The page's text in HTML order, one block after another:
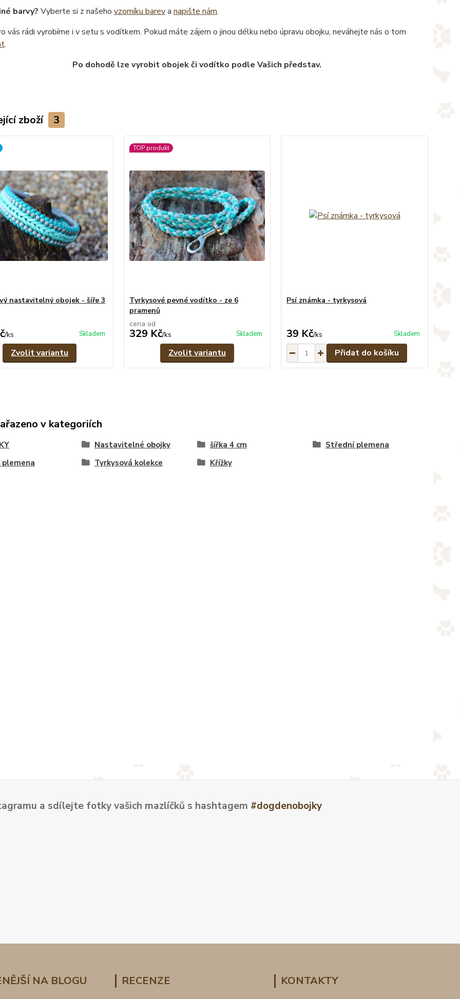
barvy? Vyberte si z našeho vzorníku bareva napište nám.
vás rádi vyrobíme i v setu s vodítkem. Pokud máte zájem o jinou délku nebo úpravu obojku, neváhejte nás o tom
.
Po dohodě lze vyrobit obojek či vodítko podle Vašich představ.
zboží 3
nastavitelný obojek - šíře 3
/ks Skladem
Zvolit variantu
TOP produkt
Tyrkysové pevné vodítko - ze 6
pramenů
cena od
329 Kč/ks Skladem
Zvolit variantu
Psí známka - tyrkysová
39 Kč/ks Skladem
Přidat do košíku
v kategoriích
Nastavitelné obojky šířka 4 cm
Střední plemena
plemena
Tyrkysová kolekce Křížky
a sdílejte fotky vašich mazlíčků s hashtagem #dogdenobojky
NA BLOGU RECENZE KONTAKTY